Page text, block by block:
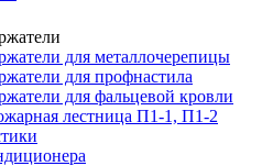
для металлочерепицы
для профнастила
для фальцевой кровли
лестница П1-1, П1-2